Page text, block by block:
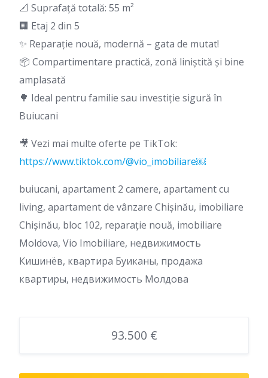
📐 Suprafață totală: 55 m²
🏢 Etaj 2 din 5
✨ Reparație nouă, modernă – gata de mutat!
📦 Compartimentare practică, zonă liniștită și bine
amplasată
🌳 Ideal pentru familie sau investiție sigură în
Buiucani
🎥 Vezi mai multe oferte pe TikTok:
https://www.tiktok.com/@vio_imobiliare￼
buiucani, apartament 2 camere, apartament cu
living, apartament de vânzare Chișinău, imobiliare
Chișinău, bloc 102, reparație nouă, imobiliare
Moldova, Vio Imobiliare, недвижимость
Кишинёв, квартира Буиканы, продажа
квартиры, недвижимость Молдова
93.500 €